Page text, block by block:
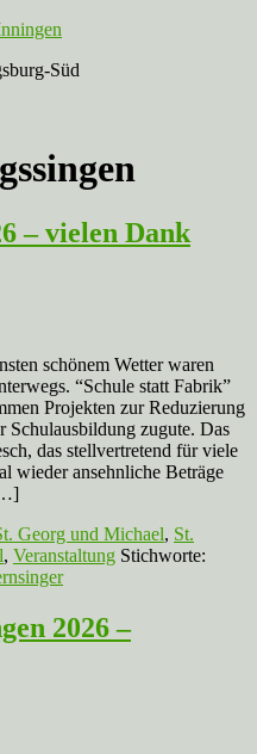
Süd
– vielen Dank
schönem Wetter waren
“Schule statt Fabrik”
Projekten zur Reduzierung
Schulausbildung zugute. Das
das stellvertretend für viele
wieder ansehnliche Beträge
Georg und Michael, St.
, Veranstaltung Stichworte:
2026 –